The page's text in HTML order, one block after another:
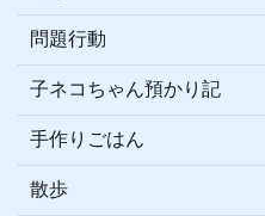
問題行動
子ネコちゃん預かり記
手作りごはん
散歩